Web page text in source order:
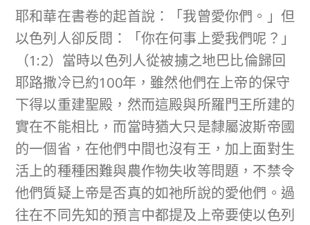
耶和華在書卷的起首說：「我曾愛你們。」但
以色列人卻反問：「你在何事上愛我們呢？」
（1:2）當時以色列人從被擄之地巴比倫歸回
耶路撒冷已約100年，雖然他們在上帝的保守
下得以重建聖殿，然而這殿與所羅門王所建的
實在不能相比，而當時猶大只是隸屬波斯帝國
的一個省，在他們中間也沒有王，加上面對生
活上的種種困難與農作物失收等問題，不禁令
他們質疑上帝是否真的如祂所說的愛他們。過
往在不同先知的預言中都提及上帝要使以色列